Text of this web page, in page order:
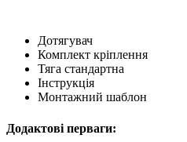
Дотягувач
Комплект кріплення
Тяга стандартна
Інструкція
Монтажний шаблон
Додактові перваги: